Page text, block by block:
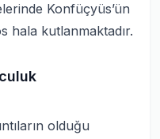
Konfüçyüs’ün
hala kutlanmaktadır.
olduğu